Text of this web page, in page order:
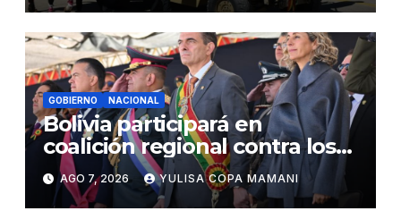
GOBIERNO NACIONAL
Bolivia participará en
coalición regional contra los
cárteles del narcotráfico
AGO 7, 2026 YULISA COPA MAMANI